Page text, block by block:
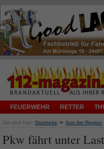
FEUERWEHR RETTER
Sie sind hier: Startseite » Aus der Region
Pkw fährt unter